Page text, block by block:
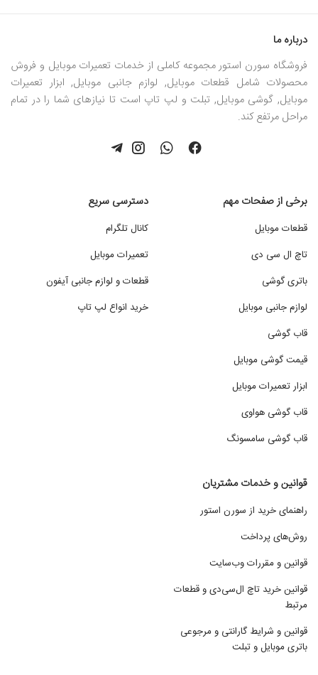
درباره ما
فروشگاه سورن استور مجموعه کاملی از خدمات تعمیرات موبایل و فروش
محصولات شامل قطعات موبایل, لوازم جانبی موبایل, ابزار تعمیرات
موبایل, گوشی موبایل, تبلت و لپ تاپ است تا نیازهای شما را در تمام
مراحل مرتفع کند.
برخی از صفحات مهم
قطعات موبایل
تاچ ال سی دی
باتری گوشی
لوازم جانبی موبایل
قاب گوشی
قیمت گوشی موبایل
ابزار تعمیرات موبایل
قاب گوشی هواوی
قاب گوشی سامسونگ
دسترسی سریع
کانال تلگرام
تعمیرات موبایل
قطعات و لوازم جانبی آیفون
خرید انواع لپ تاپ
قوانین و خدمات مشتریان
راهنمای خرید از سورن استور
روش‌های پرداخت
قوانین و مقررات وب‌سایت
قوانین خرید تاچ ال‌سی‌دی و قطعات
مرتبط
قوانین و شرایط گارانتی و مرجوعی
باتری موبایل و تبلت